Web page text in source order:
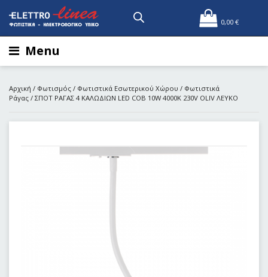
0,00 €
Menu
Αρχική / Φωτισμός / Φωτιστικά Εσωτερικού Χώρου / Φωτιστικά
Ράγας / ΣΠΟΤ ΡΑΓΑΣ 4 ΚΑΛΩΔΙΩΝ LED COB 10W 4000Κ 230V OLIV ΛΕΥΚΟ